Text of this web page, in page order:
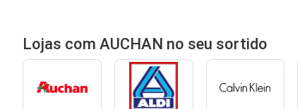
Lojas com AUCHAN no seu sortido